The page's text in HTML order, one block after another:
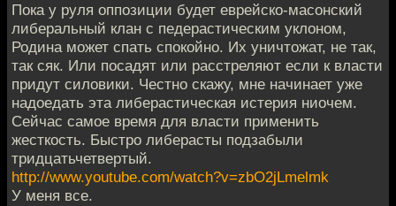
Пока у руля оппозиции будет еврейско-масонский
либеральный клан с педерастическим уклоном,
Родина может спать спокойно. Их уничтожат, не так,
так сяк. Или посадят или расстреляют если к власти
придут силовики. Честно скажу, мне начинает уже
надоедать эта либерастическая истерия ниочем.
Сейчас самое время для власти применить
жесткость. Быстро либерасты подзабыли
тридцатьчетвертый.
http://www.youtube.com/watch?v=zbO2jLmelmk
У меня все.